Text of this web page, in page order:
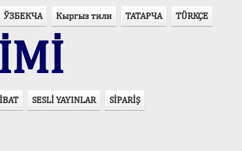
ЎЗБЕКЧА Кыргыз тили ТАТАРЧА TÜRKÇE
SESLİ YAYINLAR SİPARİŞ